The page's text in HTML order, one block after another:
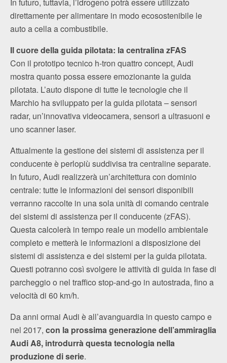
In futuro, tuttavia, l’idrogeno potrà essere utilizzato
direttamente per alimentare in modo ecosostenibile le
auto a cella a combustibile.
Il cuore della guida pilotata: la centralina zFAS
Con il prototipo tecnico h‑tron quattro concept, Audi
mostra quanto possa essere emozionante la guida
pilotata. L’auto dispone di tutte le tecnologie che il
Marchio ha sviluppato per la guida pilotata – sensori
radar, un’innovativa videocamera, sensori a ultrasuoni e
uno scanner laser.
Attualmente la gestione dei sistemi di assistenza per il
conducente è perlopiù suddivisa tra centraline separate.
In futuro, Audi realizzerà un’architettura con dominio
centrale: tutte le informazioni dei sensori disponibili
verranno raccolte in una sola unità di comando centrale
dei sistemi di assistenza per il conducente (zFAS).
Questa calcolerà in tempo reale un modello ambientale
completo e metterà le informazioni a disposizione dei
sistemi di assistenza e dei sistemi per la guida pilotata.
Questi potranno così svolgere le attività di guida in fase di
parcheggio o nel traffico stop‑and‑go in autostrada, fino a
velocità di 60 km/h.
Da anni ormai Audi è all’avanguardia in questo campo e
nel 2017, con la prossima generazione dell’ammiraglia
Audi A8, introdurrà questa tecnologia nella
produzione di serie.